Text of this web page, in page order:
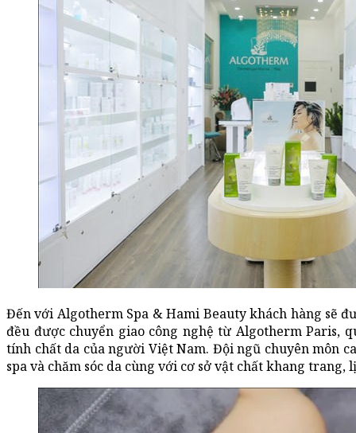
Đến với Algotherm Spa & Hami Beauty khách hàng sẽ
đều được chuyển giao công nghệ từ Algotherm Paris,
tính chất da của người Việt Nam. Đội ngũ chuyên môn
spa và chăm sóc da cùng với cơ sở vật chất khang trang,